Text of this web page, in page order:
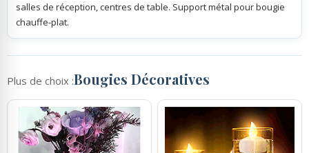
salles de réception, centres de table. Support métal pour bougie
chauffe-plat.
Plus de choix :Bougies Décoratives